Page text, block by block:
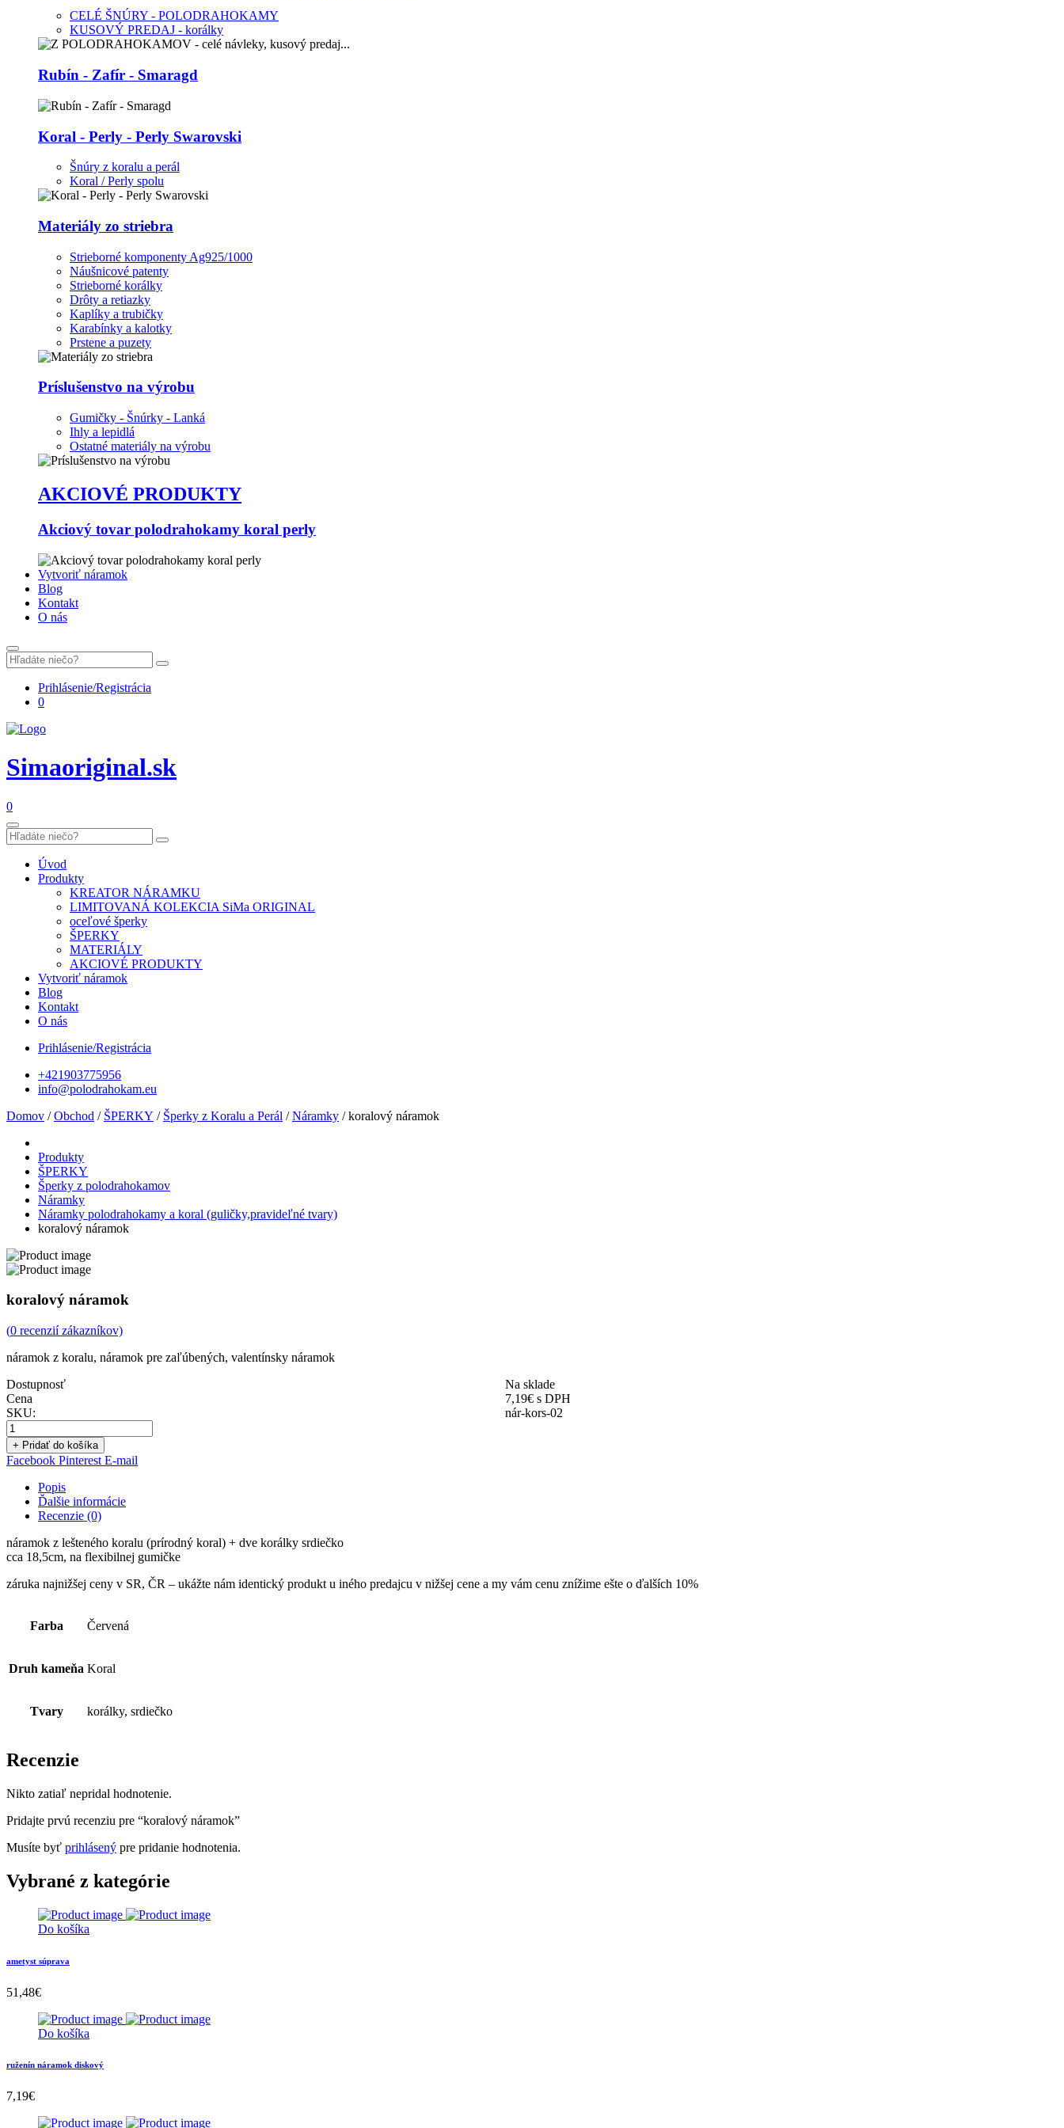
CELÉ ŠNÚRY - POLODRAHOKAMY
KUSOVÝ PREDAJ - korálky
Rubín - Zafír - Smaragd
Koral - Perly - Perly Swarovski
Šnúry z koralu a perál
Koral / Perly spolu
Materiály zo striebra
Strieborné komponenty Ag925/1000
Náušnicové patenty
Strieborné korálky
Drôty a retiazky
Kaplíky a trubičky
Karabínky a kalotky
Prstene a puzety
Príslušenstvo na výrobu
Gumičky - Šnúrky - Lanká
Ihly a lepidlá
Ostatné materiály na výrobu
AKCIOVÉ PRODUKTY
Akciový tovar polodrahokamy koral perly
Vytvoriť náramok
Blog
Kontakt
O nás
Prihlásenie/Registrácia
0
Simaoriginal.sk
0
Úvod
Produkty
KREATOR NÁRAMKU
LIMITOVANÁ KOLEKCIA SiMa ORIGINAL
oceľové šperky
ŠPERKY
MATERIÁLY
AKCIOVÉ PRODUKTY
Vytvoriť náramok
Blog
Kontakt
O nás
Prihlásenie/Registrácia
+421903775956
info@polodrahokam.eu
Domov /Obchod / ŠPERKY / Šperky z Koralu a Perál /Náramky / koralový náramok
Produkty
ŠPERKY
Šperky z polodrahokamov
Náramky
Náramky polodrahokamy a koral (guličky,pravideľné tvary)
koralový náramok
koralový náramok
(0 recenzií zákazníkov)
náramok z koralu, náramok pre zaľúbených, valentínsky náramok
Dostupnosť
Na sklade
Cena
7,19€ s DPH
SKU:
nár-kors-02
+ Pridať do košíka
Facebook Pinterest E-mail
Popis
Ďalšie informácie
Recenzie (0)
náramok z lešteného koralu (prírodný koral) + dve korálky srdiečko
cca 18,5cm, na flexibilnej gumičke
záruka najnižšej ceny v SR, ČR – ukážte nám identický produkt u iného predajcu v nižšej cene a my vám cenu znížime ešte o ďalších 10%
Farba Červená
Druh kameňa Koral
Tvary korálky, srdiečko
Recenzie
Nikto zatiaľ nepridal hodnotenie.
Pridajte prvú recenziu pre “koralový náramok”
Musíte byť prihlásený pre pridanie hodnotenia.
Vybrané z kategórie
Do košíka
ametyst súprava
51,48€
Do košíka
ruženín náramok diskový
7,19€